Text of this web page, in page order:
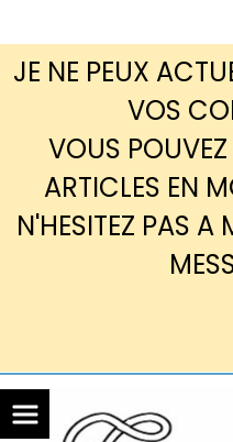
JE NE PEUX
VOS
VOUS
ARTICLES EN
N'HESITEZ PAS A